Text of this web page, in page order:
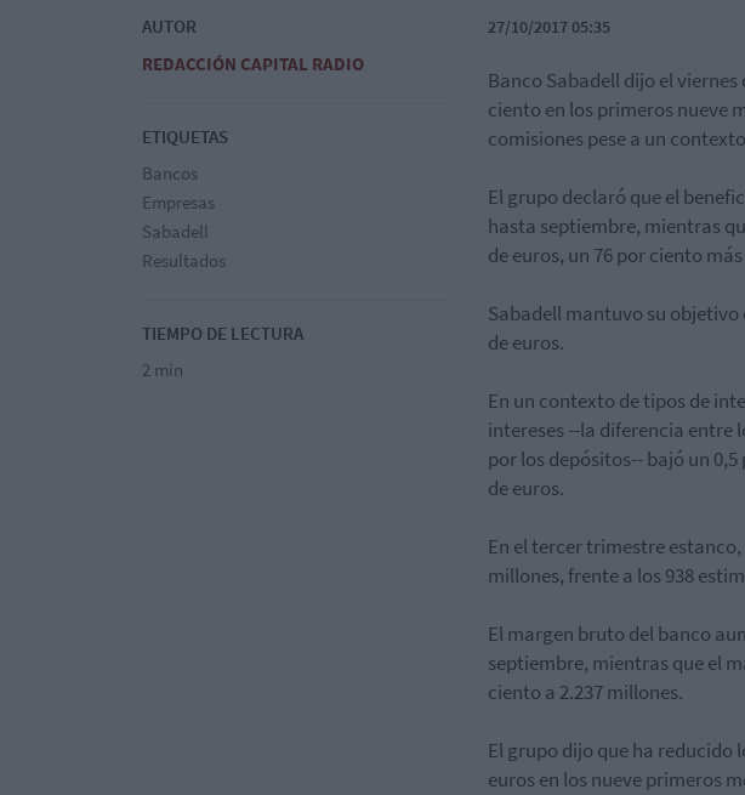
AUTOR
REDACCIÓN CAPITAL RADIO
ETIQUETAS
Bancos
Empresas
Sabadell
Resultados
TIEMPO DE LECTURA
2 min
27/10/2017 05:35
Banco Sabadell dijo el
ciento en los primeros nueve
comisiones pese a un
El grupo declaró que el
hasta septiembre, mientras
de euros, un 76 por ciento
Sabadell mantuvo su objetivo
de euros.
En un contexto de tipos de
intereses --la diferencia entre
por los depósitos-- bajó un
de euros.
En el tercer trimestre
millones, frente a los 938
El margen bruto del banco
septiembre, mientras que el
ciento a 2.237 millones.
El grupo dijo que ha reducido
euros en los nueve primeros